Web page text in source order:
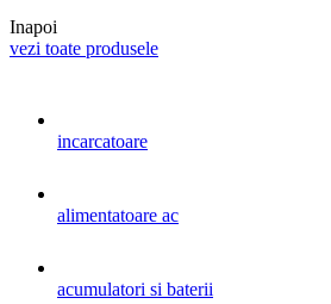
Inapoi
vezi toate produsele
incarcatoare
alimentatoare ac
acumulatori si baterii